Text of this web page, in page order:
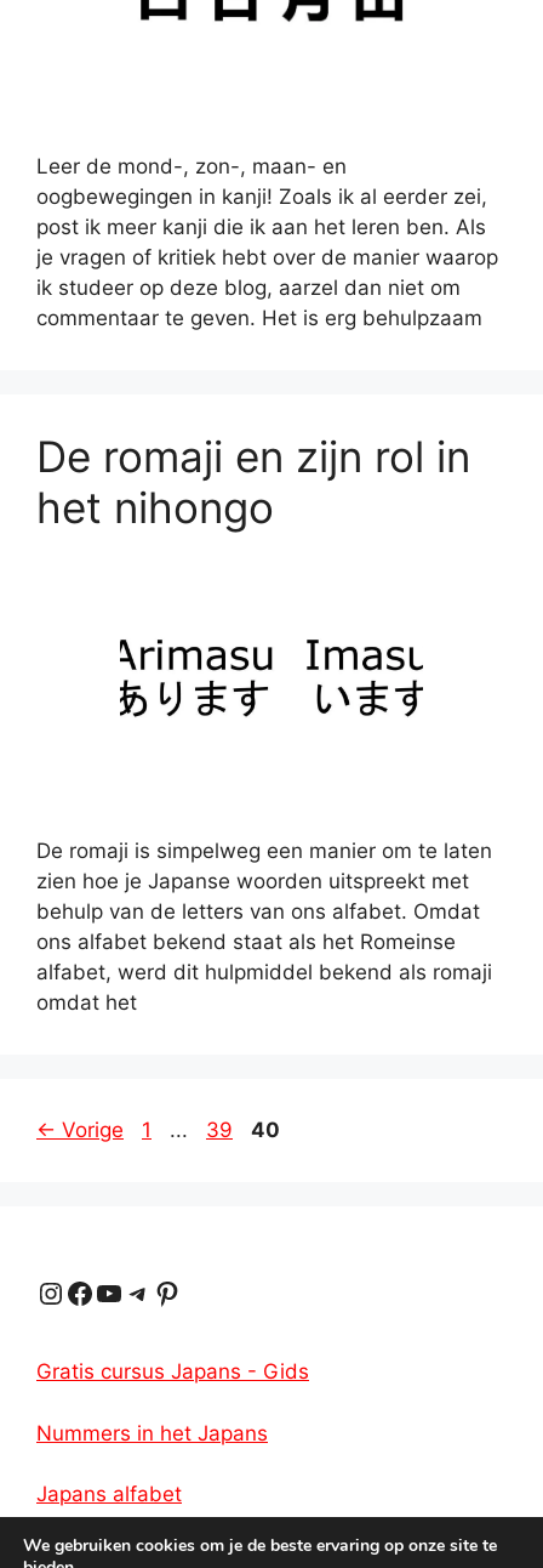
Leer de mond-, zon-, maan- en
oogbewegingen in kanji! Zoals ik al eerder zei,
post ik meer kanji die ik aan het leren ben. Als
je vragen of kritiek hebt over de manier waarop
ik studeer op deze blog, aarzel dan niet om
commentaar te geven. Het is erg behulpzaam
De romaji en zijn rol in
het nihongo
De romaji is simpelweg een manier om te laten
zien hoe je Japanse woorden uitspreekt met
behulp van de letters van ons alfabet. Omdat
ons alfabet bekend staat als het Romeinse
alfabet, werd dit hulpmiddel bekend als romaji
omdat het
← Vorige Pagina
1 ... Pagina
39 Pagina
40
Instagram Facebook YouTube Telegram Pinterest
Gratis cursus Japans - Gids
Nummers in het Japans
Japans alfabet
We gebruiken cookies om je de beste ervaring op onze site te